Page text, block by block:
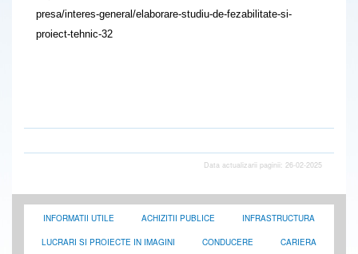
presa/interes-general/elaborare-studiu-de-fezabilitate-si-
proiect-tehnic-32
Data actualizarii paginii: 26-02-2025
INFORMATII UTILE ACHIZITII PUBLICE INFRASTRUCTURA
LUCRARI SI PROIECTE IN IMAGINI CONDUCERE CARIERA